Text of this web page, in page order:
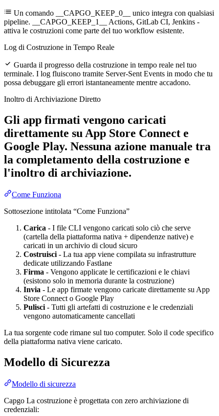
Un comando __CAPGO_KEEP_0__ unico integra con qualsiasi
pipeline. __CAPGO_KEEP_1__ Actions, GitLab CI, Jenkins -
attiva le costruzioni come parte del tuo workflow esistente.
Log di Costruzione in Tempo Reale
Guarda il progresso della costruzione in tempo reale nel tuo
terminale. I log fluiscono tramite Server-Sent Events in modo che tu
possa debuggare gli errori istantaneamente mentre accadono.
Inoltro di Archiviazione Diretto
Gli app firmati vengono caricati
direttamente su App Store Connect e
Google Play. Nessuna azione manuale tra
la completamento della costruzione e
l'inoltro di archiviazione.
Come Funziona
Sottosezione intitolata “Come Funziona”
Carica - I file CLI vengono caricati solo ciò che serve
(cartella della piattaforma nativa + dipendenze native) e
caricati in un archivio di cloud sicuro
Costruisci - La tua app viene compilata su infrastrutture
dedicate utilizzando Fastlane
Firma - Vengono applicate le certificazioni e le chiavi
(esistono solo in memoria durante la costruzione)
Invia - Le app firmate vengono caricate direttamente su App
Store Connect o Google Play
Pulisci - Tutti gli artefatti di costruzione e le credenziali
vengono automaticamente cancellati
La tua sorgente code rimane sul tuo computer. Solo il code specifico
della piattaforma nativa viene caricato.
Modello di Sicurezza
Modello di sicurezza
Capgo La costruzione è progettata con zero archiviazione di
credenziali: